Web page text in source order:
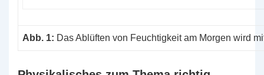
Abb. 1: Das Ablüften von Feuchtigkeit am Morgen wird